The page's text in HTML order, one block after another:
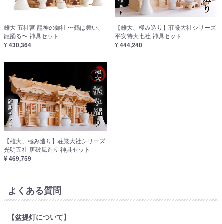
雄大 五社宮 龍神の御社 〜鶴は舞い、
龍踊る〜 神具セット
¥ 430,364
【雄大、極み造り】荘厳大社シリーズ
平安特大七社 神具セット
¥ 444,240
【雄大、極み造り】荘厳大社シリーズ
光明五社 唐破風造り 神具セット
¥ 469,759
よくある質問
【盆提灯について】